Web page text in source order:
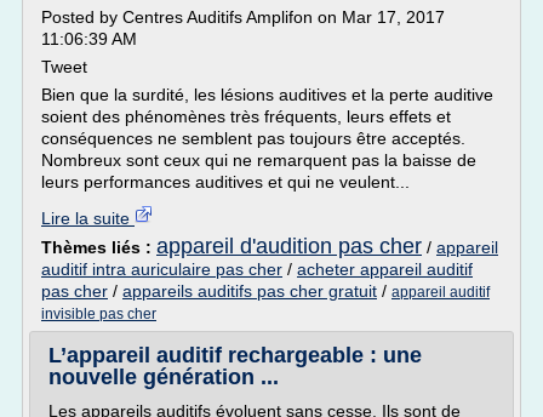
Posted by Centres Auditifs Amplifon on Mar 17, 2017
11:06:39 AM
Tweet
Bien que la surdité, les lésions auditives et la perte auditive
soient des phénomènes très fréquents, leurs effets et
conséquences ne semblent pas toujours être acceptés.
Nombreux sont ceux qui ne remarquent pas la baisse de
leurs performances auditives et qui ne veulent...
Lire la suite
Thèmes liés : appareil d'audition pas cher / appareil
auditif intra auriculaire pas cher / acheter appareil auditif
pas cher / appareils auditifs pas cher gratuit / appareil auditif
invisible pas cher
L’appareil auditif rechargeable : une
nouvelle génération ...
Les appareils auditifs évoluent sans cesse. Ils sont de